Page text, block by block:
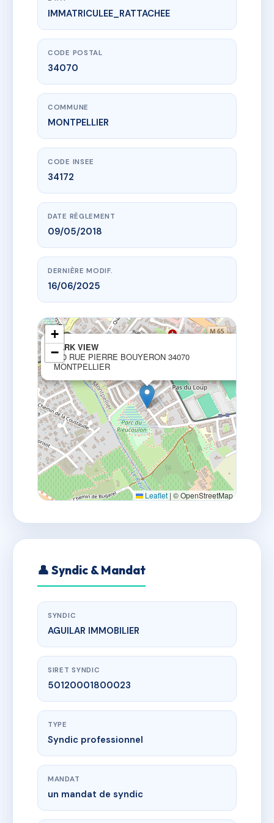
www.vme.plus/AG1444280
PARK VIEW
110 Rue Pierre Bouyeron
IMMATRICULEE_RATTACHEE
CODE POSTAL
34070
COMMUNE
MONTPELLIER
CODE INSEE
34172
DATE RÈGLEMENT
09/05/2018
DERNIÈRE MODIF.
16/06/2025
PARK VIEW
110 RUE PIERRE BOUYERON 34070
MONTPELLIER
+
−
Leaflet | © OpenStreetMap
👤 Syndic & Mandat
SYNDIC
AGUILAR IMMOBILIER
SIRET SYNDIC
50120001800023
TYPE
Syndic professionnel
MANDAT
un mandat de syndic